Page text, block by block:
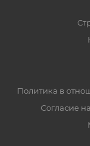
Политика в
Согласие